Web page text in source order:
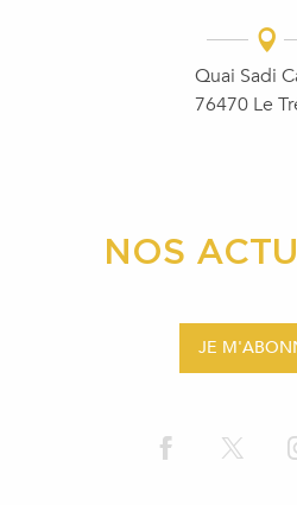
Quai Sadi
76470 Le
NOS
JE